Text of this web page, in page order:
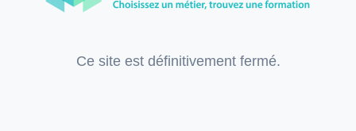
Ce site est définitivement fermé.